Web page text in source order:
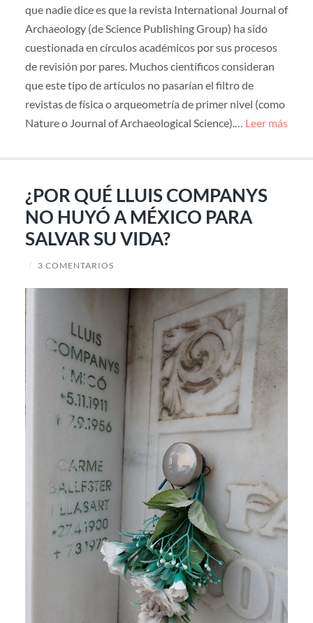
que nadie dice es que la revista International Journal of
Archaeology (de Science Publishing Group) ha sido
cuestionada en círculos académicos por sus procesos
de revisión por pares. Muchos científicos consideran
que este tipo de artículos no pasarían el filtro de
revistas de física o arqueometría de primer nivel (como
Nature o Journal of Archaeological Science).… Leer más
¿POR QUÉ LLUIS COMPANYS
NO HUYÓ A MÉXICO PARA
SALVAR SU VIDA?
/ 3 COMENTARIOS